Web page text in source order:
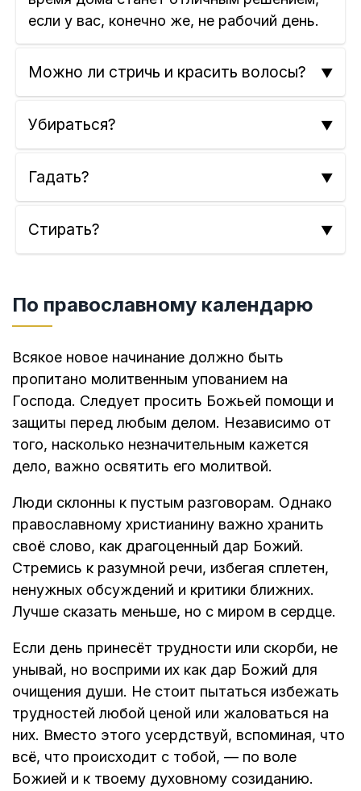
если у вас, конечно же, не рабочий день.
Можно ли стричь и красить волосы?
Убираться?
Гадать?
Стирать?
По православному календарю
Всякое новое начинание должно быть
пропитано молитвенным упованием на
Господа. Следует просить Божьей помощи и
защиты перед любым делом. Независимо от
того, насколько незначительным кажется
дело, важно освятить его молитвой.
Люди склонны к пустым разговорам. Однако
православному христианину важно хранить
своё слово, как драгоценный дар Божий.
Стремись к разумной речи, избегая сплетен,
ненужных обсуждений и критики ближних.
Лучше сказать меньше, но с миром в сердце.
Если день принесёт трудности или скорби, не
унывай, но восприми их как дар Божий для
очищения души. Не стоит пытаться избежать
трудностей любой ценой или жаловаться на
них. Вместо этого усердствуй, вспоминая, что
всё, что происходит с тобой, — по воле
Божией и к твоему духовному созиданию.